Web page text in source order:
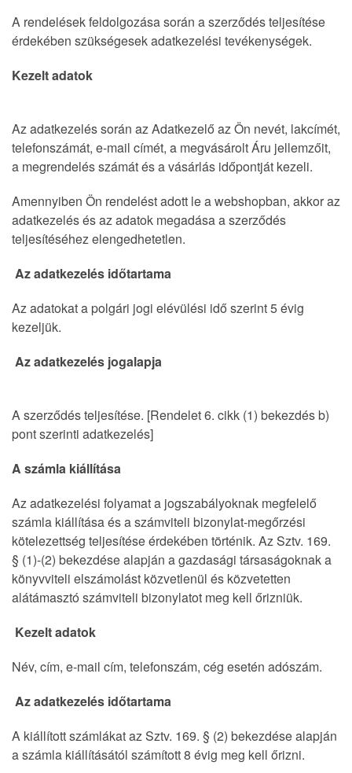
A rendelések feldolgozása során a szerződés teljesítése
érdekében szükségesek adatkezelési tevékenységek.
Kezelt adatok
Az adatkezelés során az Adatkezelő az Ön nevét, lakcímét,
telefonszámát, e-mail címét, a megvásárolt Áru jellemzőit,
a megrendelés számát és a vásárlás időpontját kezeli.
Amennyiben Ön rendelést adott le a webshopban, akkor az
adatkezelés és az adatok megadása a szerződés
teljesítéséhez elengedhetetlen.
Az adatkezelés időtartama
Az adatokat a polgári jogi elévülési idő szerint 5 évig
kezeljük.
Az adatkezelés jogalapja
A szerződés teljesítése. [Rendelet 6. cikk (1) bekezdés b)
pont szerinti adatkezelés]
A számla kiállítása
Az adatkezelési folyamat a jogszabályoknak megfelelő
számla kiállítása és a számviteli bizonylat-megőrzési
kötelezettség teljesítése érdekében történik. Az Sztv. 169.
§ (1)-(2) bekezdése alapján a gazdasági társaságoknak a
könyvviteli elszámolást közvetlenül és közvetetten
alátámasztó számviteli bizonylatot meg kell őrizniük.
Kezelt adatok
Név, cím, e-mail cím, telefonszám, cég esetén adószám.
Az adatkezelés időtartama
A kiállított számlákat az Sztv. 169. § (2) bekezdése alapján
a számla kiállításától számított 8 évig meg kell őrizni.